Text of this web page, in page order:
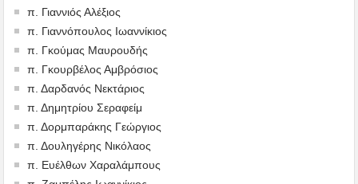
π. Γιαννιός Αλέξιος
π. Γιαννόπουλος Ιωαννίκιος
π. Γκούμας Μαυρουδής
π. Γκουρβέλος Αμβρόσιος
π. Δαρδανός Νεκτάριος
π. Δημητρίου Σεραφείμ
π. Δορμπαράκης Γεώργιος
π. Δουληγέρης Νικόλαος
π. Ευέλθων Χαραλάμπους